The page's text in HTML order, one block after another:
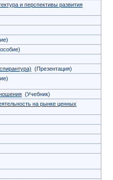
и перспективы развития
(Презентация)
(Учебник)
на рынке ценных